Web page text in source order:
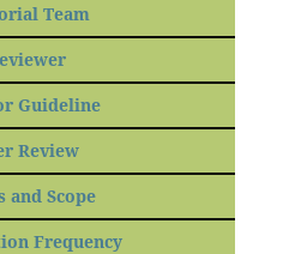
Team
Guideline
Review
and Scope
Frequency